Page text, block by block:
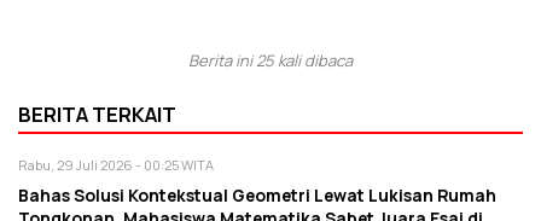
Berita ini 25 kali dibaca
BERITA TERKAIT
Rabu, 29 Juli 2026 - 00:25 WITA
Bahas Solusi Kontekstual Geometri Lewat Lukisan Rumah